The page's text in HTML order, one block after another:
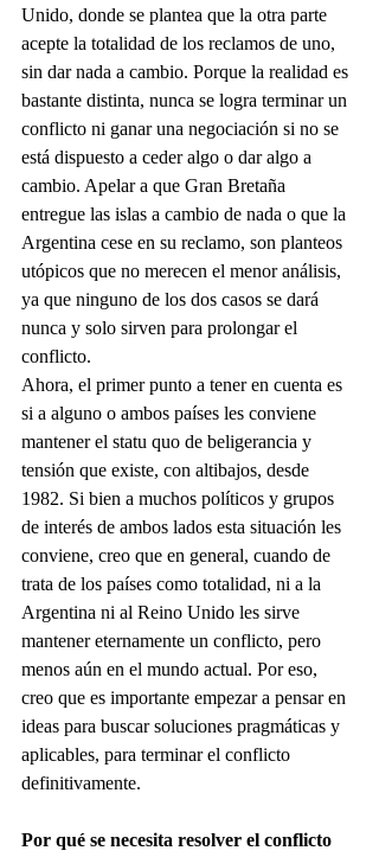
Unido, donde se plantea que la otra parte
acepte la totalidad de los reclamos de uno,
sin dar nada a cambio. Porque la realidad es
bastante distinta, nunca se logra terminar un
conflicto ni ganar una negociación si no se
está dispuesto a ceder algo o dar algo a
cambio. Apelar a que Gran Bretaña
entregue las islas a cambio de nada o que la
Argentina cese en su reclamo, son planteos
utópicos que no merecen el menor análisis,
ya que ninguno de los dos casos se dará
nunca y solo sirven para prolongar el
conflicto.
Ahora, el primer punto a tener en cuenta es
si a alguno o ambos países les conviene
mantener el statu quo de beligerancia y
tensión que existe, con altibajos, desde
1982. Si bien a muchos políticos y grupos
de interés de ambos lados esta situación les
conviene, creo que en general, cuando de
trata de los países como totalidad, ni a la
Argentina ni al Reino Unido les sirve
mantener eternamente un conflicto, pero
menos aún en el mundo actual. Por eso,
creo que es importante empezar a pensar en
ideas para buscar soluciones pragmáticas y
aplicables, para terminar el conflicto
definitivamente.
Por qué se necesita resolver el conflicto